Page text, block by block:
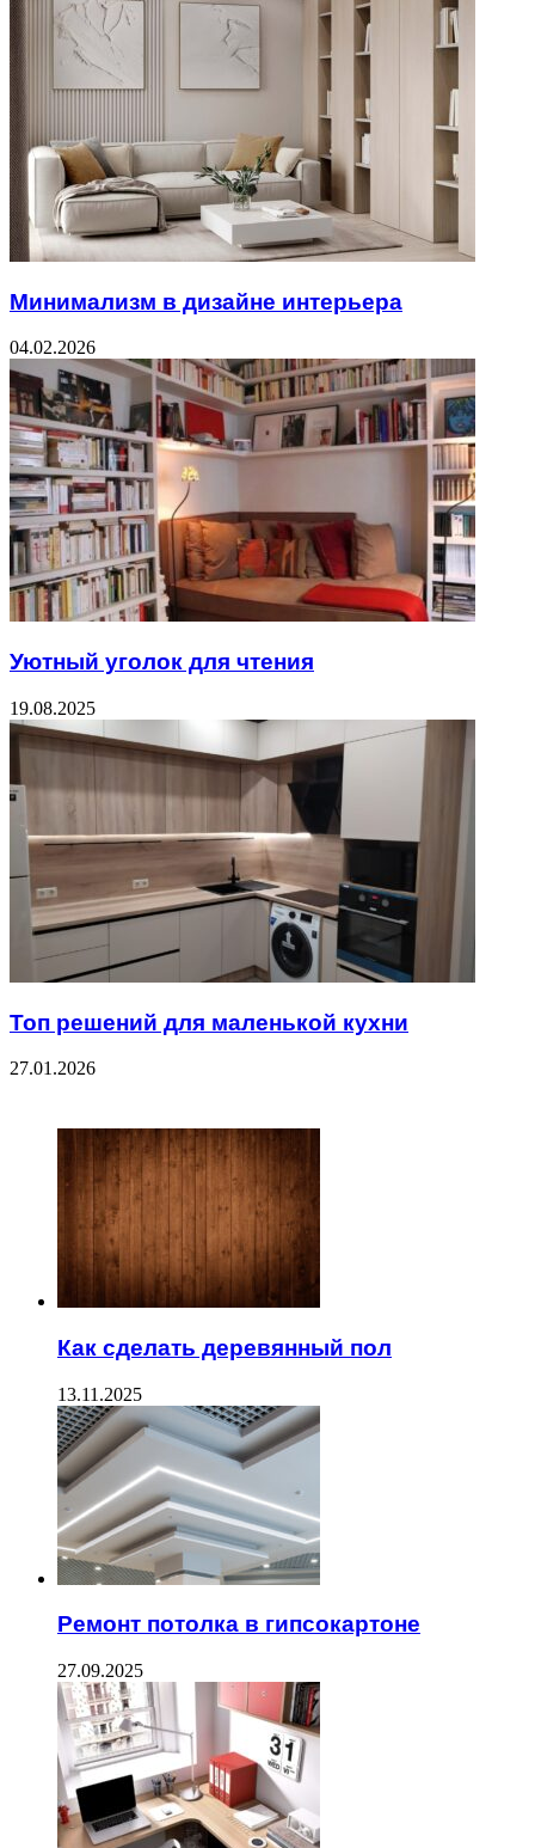
Минимализм в дизайне интерьера
04.02.2026
Уютный уголок для чтения
19.08.2025
Топ решений для маленькой кухни
27.01.2026
Как сделать деревянный пол
13.11.2025
Ремонт потолка в гипсокартоне
27.09.2025